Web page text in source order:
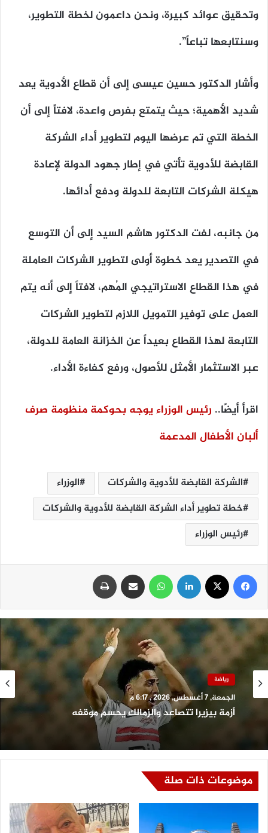
وتحقيق عوائد كبيرة، ونحن داعمون لخطة التطوير،
وسنتابعها تباعاً”.
وأشار الدكتور حسين عيسى إلى أن قطاع الأدوية يعد
شديد الأهمية؛ حيث يتمتع بفرص واعدة، لافتاً إلى أن
الخطة التي تم عرضها اليوم لتطوير أداء الشركة
القابضة للأدوية تأتي في إطار جهود الدولة لإعادة
هيكلة الشركات التابعة للدولة ودفع أدائها.
من جانبه، لفت الدكتور هاشم السيد إلى أن التوسع
في التصدير يعد خطوة أولى لتطوير الشركات العاملة
في هذا القطاع الاستراتيجي المُهم، لافتاً إلى أنه يتم
العمل على توفير التمويل اللازم لتطوير الشركات
التابعة لهذا القطاع بعيداً عن الخزانة العامة للدولة،
عبر الاستثمار الأمثل للأصول، ورفع كفاءة الأداء.
اقرأ أيضًا.. رئيس الوزراء يوجه بحوكمة منظومة صرف
ألبان الأطفال المدعمة
الشركة القابضة للأدوية والشركات
الوزراء
خطة تطوير أداء الشركة القابضة للأدوية والشركات
رئيس الوزراء
رياضة
الجمعة, 7 أغسطس, 2026 , 6:17 م
أزمة بيزيرا تتصاعد والزمالك يحسم موقفه
موضوعات ذات صلة